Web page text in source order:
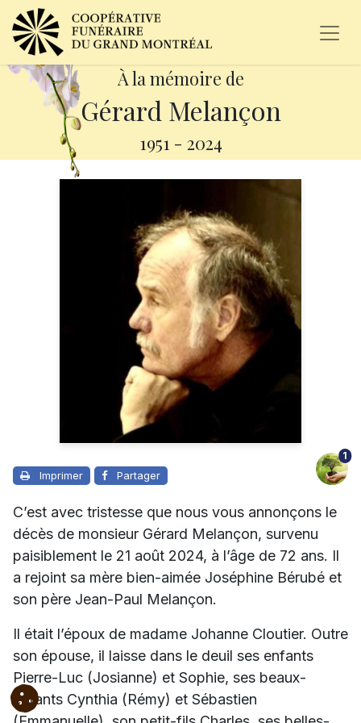
À la mémoire de
Gérard Melançon
1951 - 2024
Imprimer Partager
1
C’est avec tristesse que nous vous annonçons le
décès de monsieur Gérard Melançon, survenu
paisiblement le 21 août 2024, à l’âge de 72 ans. Il
a rejoint sa mère bien-aimée Joséphine Bérubé et
son père Jean-Paul Melançon.
Il était l’époux de madame Johanne Cloutier. Outre
son épouse, il laisse dans le deuil ses enfants
Pierre-Luc (Josianne) et Sophie, ses beaux-
enfants Cynthia (Rémy) et Sébastien